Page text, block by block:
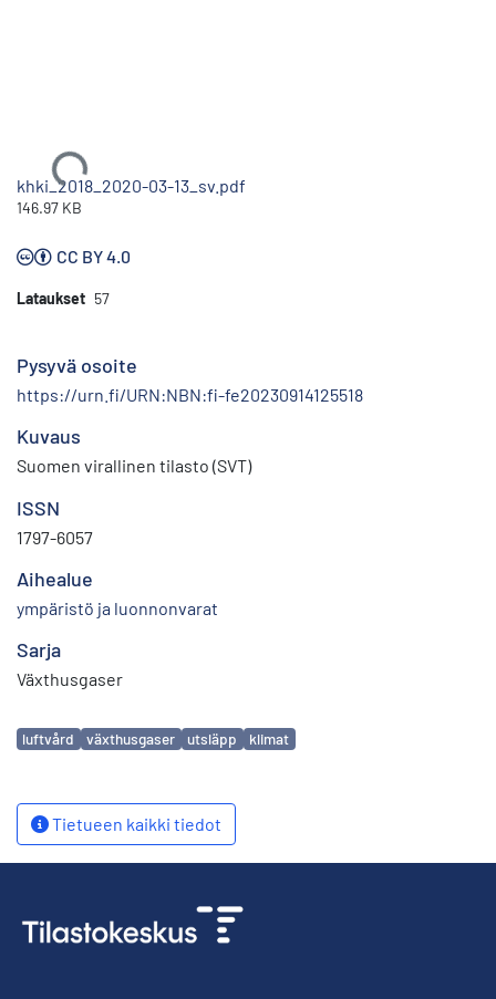
Ladataan...
khki_2018_2020-03-13_sv.pdf
146.97 KB
CC BY 4.0
Lataukset 57
Pysyvä osoite
https://urn.fi/URN:NBN:fi-fe20230914125518
Kuvaus
Suomen virallinen tilasto (SVT)
ISSN
1797-6057
Aihealue
ympäristö ja luonnonvarat
Sarja
Växthusgaser
Avainsanat
luftvård växthusgaser utsläpp klimat
Tietueen kaikki tiedot